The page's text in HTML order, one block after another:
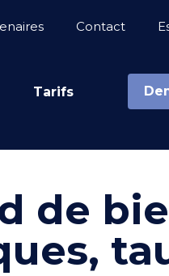
Contact
Tarifs
de